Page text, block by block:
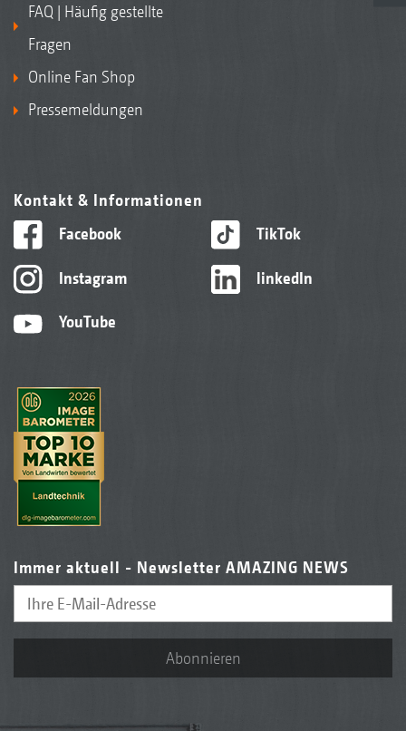
FAQ | Häufig gestellte
Fragen
Online Fan Shop
Pressemeldungen
Kontakt & Informationen
Facebook
Instagram
YouTube
TikTok
linkedIn
Immer aktuell - Newsletter AMAZING NEWS
Abonnieren